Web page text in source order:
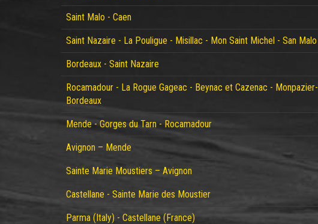
Saint Malo - Caen
Saint Nazaire - La Pouligue - Misillac - Mon Saint Michel - San Malo
Bordeaux - Saint Nazaire
Rocamadour - La Rogue Gageac - Beynac et Cazenac - Monpazier-
Bordeaux
Mende - Gorges du Tarn - Rocamadour
Avignon – Mende
Sainte Marie Moustiers – Avignon
Castellane - Sainte Marie des Moustier
Parma (Italy) - Castellane (France)